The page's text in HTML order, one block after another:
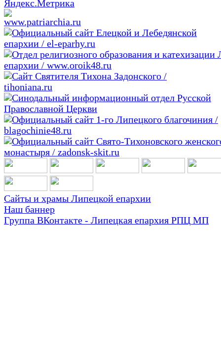
Сайты и храмы Липецкой епархии
Наш баннер
Группа ВКонтакте - Липецкая епархия РПЦ МП